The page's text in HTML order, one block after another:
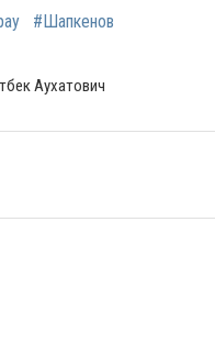
#Шапкенов
Аухатович